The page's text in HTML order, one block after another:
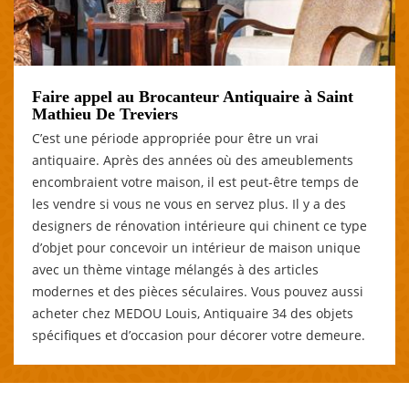
Faire appel au Brocanteur Antiquaire à Saint
Mathieu De Treviers
C’est une période appropriée pour être un vrai
antiquaire. Après des années où des ameublements
encombraient votre maison, il est peut-être temps de
les vendre si vous ne vous en servez plus. Il y a des
designers de rénovation intérieure qui chinent ce type
d’objet pour concevoir un intérieur de maison unique
avec un thème vintage mélangés à des articles
modernes et des pièces séculaires. Vous pouvez aussi
acheter chez MEDOU Louis, Antiquaire 34 des objets
spécifiques et d’occasion pour décorer votre demeure.